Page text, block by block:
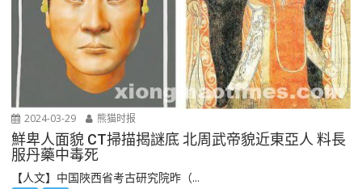
2024-03-29 熊猫时报
鮮卑人面貌 CT掃描揭謎底 北周武帝貌近東亞人 料長
服丹藥中毒死
【人文】中国陜西省考古研究院昨（...